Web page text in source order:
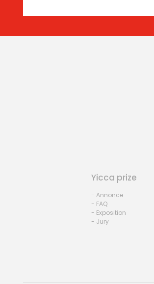
Yicca prize
- Annonce
- FAQ
- Exposition
- Jury